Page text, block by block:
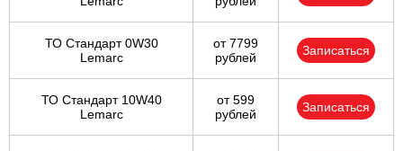
ТО Стандарт 0W30
Lemarc
от 7799
рублей
Записаться
ТО Стандарт 10W40
Lemarc
от 599
рублей
Записаться